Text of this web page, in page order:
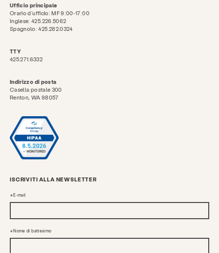
Ufficio principale
Orario d'ufficio: MF 9:00-17:00
Inglese: 425.226.5062
Spagnolo: 425.282.0324
TTY
425.271.6332
Indirizzo di posta
Casella postale 300
Renton, WA 98057
ISCRIVITI ALLA NEWSLETTER
E-mail
Nome di battesimo